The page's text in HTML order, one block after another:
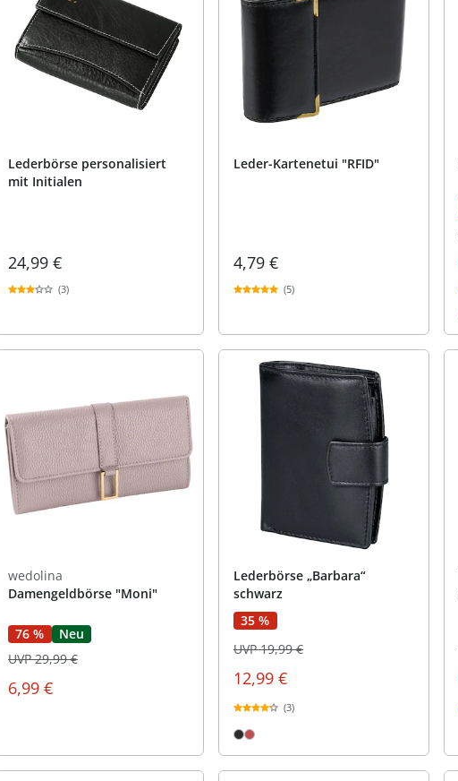
Lederbörse personalisiert
mit Initialen
24,99 €
(3)
Leder-Kartenetui "RFID"
4,79 €
(5)
wedolina
Damengeldbörse "Moni"
76 % Neu
6,99 €
UVP 29,99 €
Lederbörse „Barbara“
schwarz
35 %
12,99 €
UVP 19,99 €
(3)